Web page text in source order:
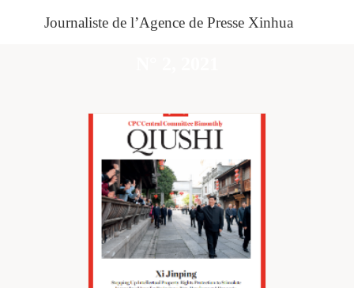
Journaliste de l’Agence de Presse Xinhua